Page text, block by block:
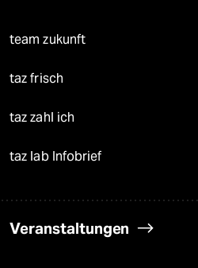
team zukunft
taz frisch
taz zahl ich
taz lab Infobrief
Veranstaltungen